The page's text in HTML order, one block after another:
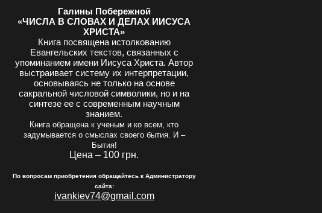
Галины Побережной
«ЧИСЛА В СЛОВАХ И ДЕЛАХ ИИСУСА
ХРИСТА»
Книга посвящена истолкованию
Евангельских текстов, связанных с
упоминанием имени Иисуса Христа. Автор
выстраивает систему их интерпретации,
основываясь не только на основе
сакральной числовой символики, но и на
синтезе ее с современным научным
знанием.
Книга обращена к ученым и ко всем, кто
задумывается о смыслах своего бытия. И –
Бытия!
Цена – 100 грн.
По вопросам приобретения обращайтесь к Администратору
сайта:
ivankiev74@gmail.com